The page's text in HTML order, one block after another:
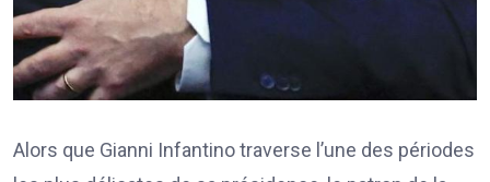
Alors que Gianni Infantino traverse l’une des périodes